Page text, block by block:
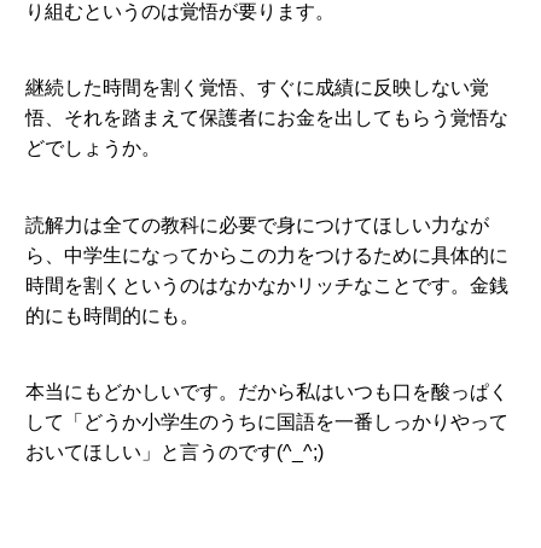
り組むというのは覚悟が要ります。
継続した時間を割く覚悟、すぐに成績に反映しない覚
悟、それを踏まえて保護者にお金を出してもらう覚悟な
どでしょうか。
読解力は全ての教科に必要で身につけてほしい力なが
ら、中学生になってからこの力をつけるために具体的に
時間を割くというのはなかなかリッチなことです。金銭
的にも時間的にも。
本当にもどかしいです。だから私はいつも口を酸っぱく
して「どうか小学生のうちに国語を一番しっかりやって
おいてほしい」と言うのです(^_^;)